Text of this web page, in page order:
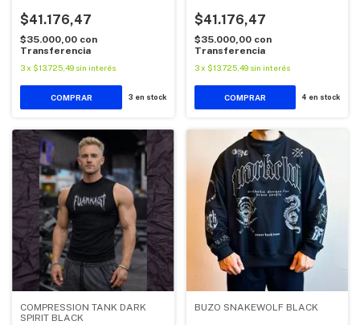
$41.176,47
$35.000,00 con
Transferencia
3x $13.725,49 sin interés
COMPRAR 3 en stock
$41.176,47
$35.000,00 con
Transferencia
3 x $13.725,49 sin interés
COMPRAR 4 en stock
COMPRESSION TANK DARK
SPIRIT BLACK
BUZO SNAKEWOLF BLACK